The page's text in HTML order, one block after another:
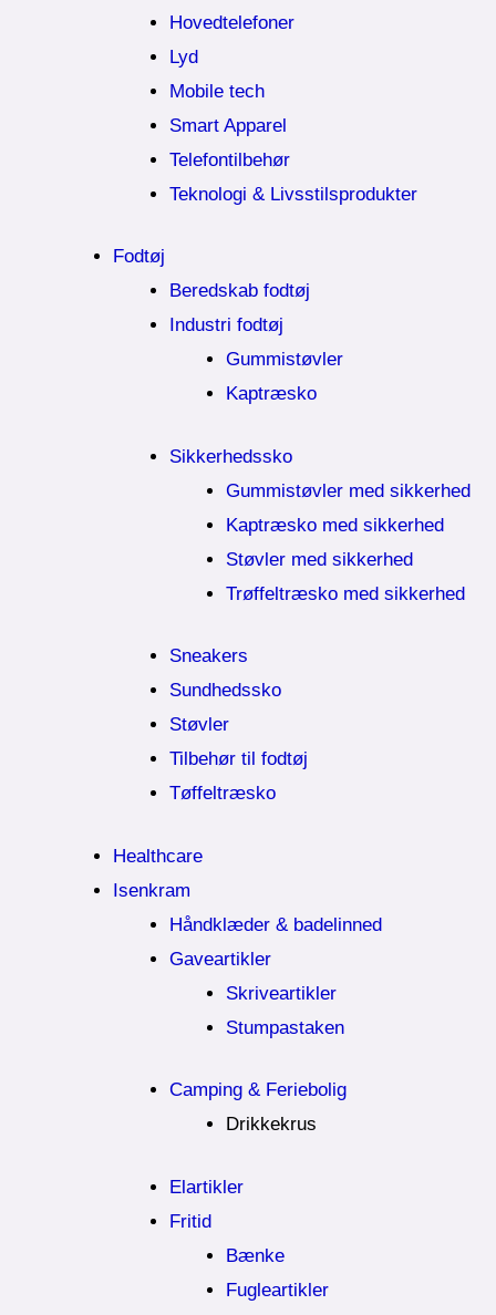
Hovedtelefoner
Lyd
Mobile tech
Smart Apparel
Telefontilbehør
Teknologi & Livsstilsprodukter
Fodtøj
Beredskab fodtøj
Industri fodtøj
Gummistøvler
Kaptræsko
Sikkerhedssko
Gummistøvler med sikkerhed
Kaptræsko med sikkerhed
Støvler med sikkerhed
Trøffeltræsko med sikkerhed
Sneakers
Sundhedssko
Støvler
Tilbehør til fodtøj
Tøffeltræsko
Healthcare
Isenkram
Håndklæder & badelinned
Gaveartikler
Skriveartikler
Stumpastaken
Camping & Feriebolig
Drikkekrus
Elartikler
Fritid
Bænke
Fugleartikler